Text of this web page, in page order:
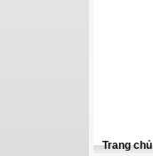
Trang chủ